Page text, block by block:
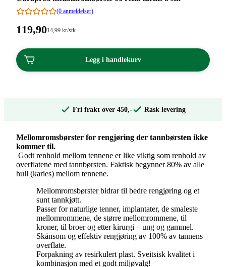
(0 anmeldelser)
Pris:
kroner.
119,90Stykkpris:
kroner.
14 ,99 kr/stk
Legg i handlekurv
Fri frakt over 450,- Rask levering
Mellomromsbørster for rengjøring der tannbørsten ikke
kommer til.
Godt renhold mellom tennene er like viktig som renhold av
overflatene med tannbørsten. Faktisk begynner 80% av alle
hull (karies) mellom tennene.
Mellomromsbørster bidrar til bedre rengjøring og et
sunt tannkjøtt.
Passer for naturlige tenner, implantater, de smaleste
mellomrommene, de større mellomrommene, til
kroner, til broer og etter kirurgi – ung og gammel.
Skånsom og effektiv rengjøring av 100% av tannens
overflate.
Forpakning av resirkulert plast. Sveitsisk kvalitet i
kombinasjon med et godt miljøvalg!